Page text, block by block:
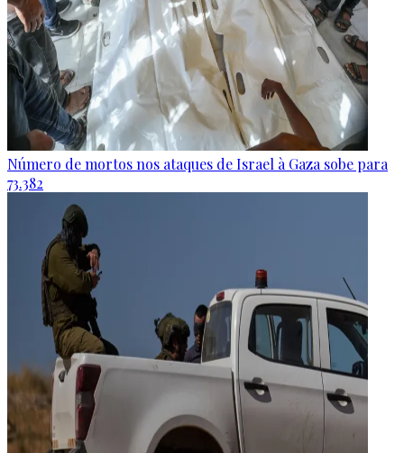
Número de mortos nos ataques de Israel à Gaza sobe para
73.382